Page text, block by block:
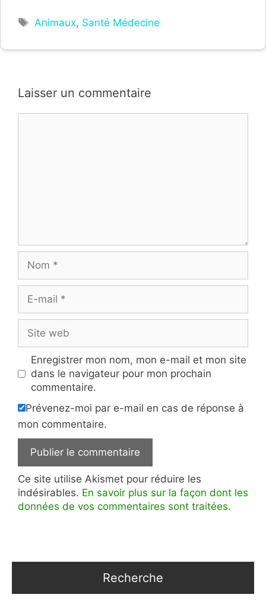
Étiquettes
Animaux, Santé Médecine
Laisser un commentaire
mail
web
Enregistrer mon nom, mon e-mail et mon site
dans le navigateur pour mon prochain
commentaire.
Prévenez-moi par e-mail en cas de réponse à
mon commentaire.
Ce site utilise Akismet pour réduire les
indésirables. En savoir plus sur la façon dont les
données de vos commentaires sont traitées.
Recherche